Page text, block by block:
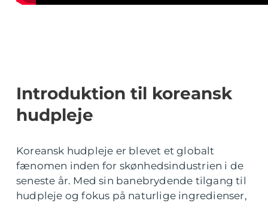
Introduktion til koreansk
hudpleje
Koreansk hudpleje er blevet et globalt
fænomen inden for skønhedsindustrien i de
seneste år. Med sin banebrydende tilgang til
hudpleje og fokus på naturlige ingredienser,